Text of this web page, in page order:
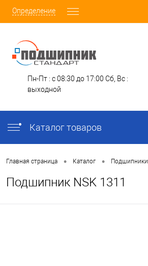
Определение
Пн-Пт : с 08:30 до 17:00 Сб, Вс :
выходной
Каталог товаров
Главная страница • Каталог • Подшипники
Подшипник NSK 1311